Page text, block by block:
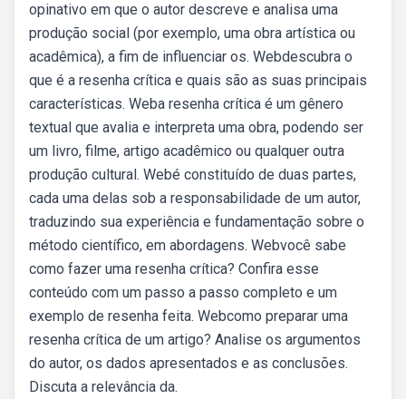
opinativo em que o autor descreve e analisa uma
produção social (por exemplo, uma obra artística ou
acadêmica), a fim de influenciar os. Webdescubra o
que é a resenha crítica e quais são as suas principais
características. Weba resenha crítica é um gênero
textual que avalia e interpreta uma obra, podendo ser
um livro, filme, artigo acadêmico ou qualquer outra
produção cultural. Webé constituído de duas partes,
cada uma delas sob a responsabilidade de um autor,
traduzindo sua experiência e fundamentação sobre o
método científico, em abordagens. Webvocê sabe
como fazer uma resenha crítica? Confira esse
conteúdo com um passo a passo completo e um
exemplo de resenha feita. Webcomo preparar uma
resenha crítica de um artigo? Analise os argumentos
do autor, os dados apresentados e as conclusões.
Discuta a relevância da.